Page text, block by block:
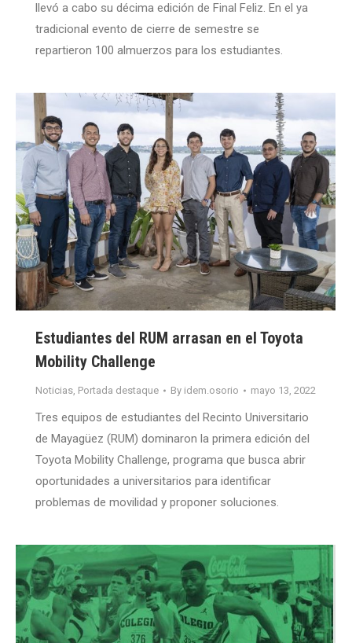
llevó a cabo su décima edición de Final Feliz. En el ya
tradicional evento de cierre de semestre se
repartieron 100 almuerzos para los estudiantes.
Estudiantes del RUM arrasan en el Toyota
Mobility Challenge
Noticias, Portada destaque By idem.osorio mayo 13, 2022
Tres equipos de estudiantes del Recinto Universitario
de Mayagüez (RUM) dominaron la primera edición del
Toyota Mobility Challenge, programa que busca abrir
oportunidades a universitarios para identificar
problemas de movilidad y proponer soluciones.